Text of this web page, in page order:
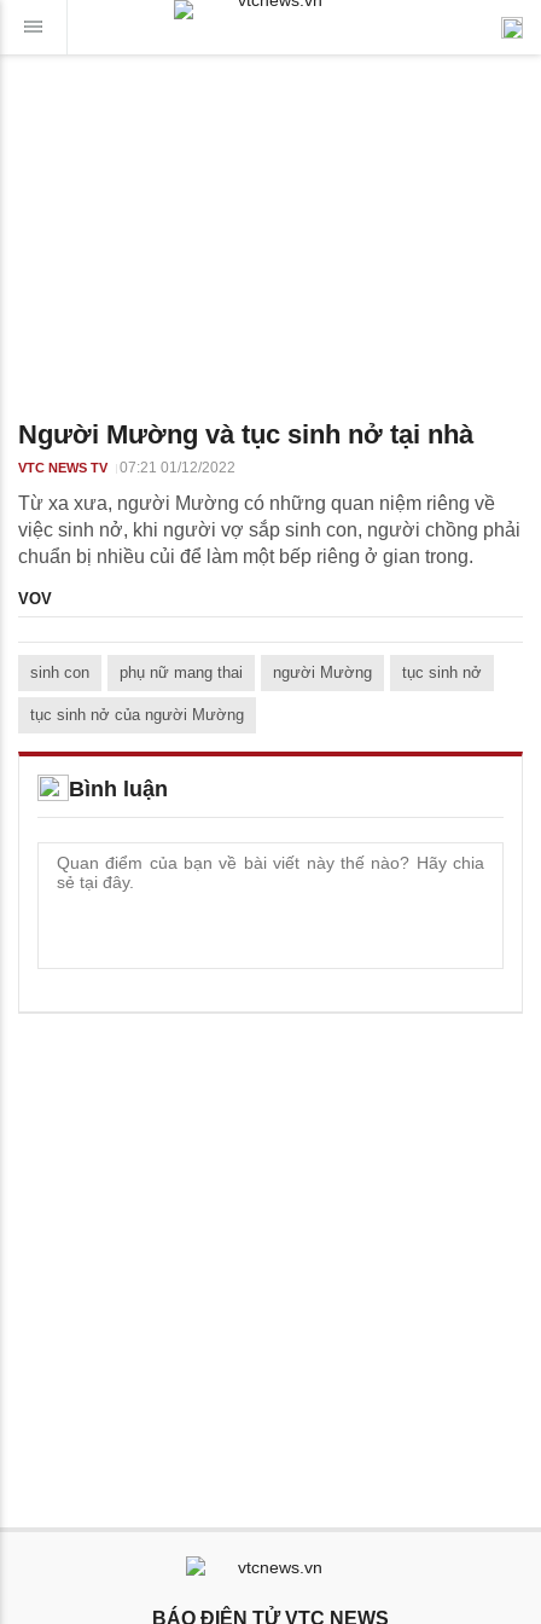
Người Mường và tục sinh nở tại nhà
VTC NEWS TV 07:21 01/12/2022
Từ xa xưa, người Mường có những quan niệm riêng về
việc sinh nở, khi người vợ sắp sinh con, người chồng phải
chuẩn bị nhiều củi để làm một bếp riêng ở gian trong.
VOV
sinh con phụ nữ mang thai người Mường tục sinh nở
tục sinh nở của người Mường
Bình luận
BÁO ĐIỆN TỬ VTC NEWS